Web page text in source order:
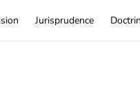
Jurisprudence